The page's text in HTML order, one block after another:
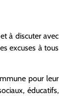
à discuter avec
excuses à tous
pour leur
éducatifs,